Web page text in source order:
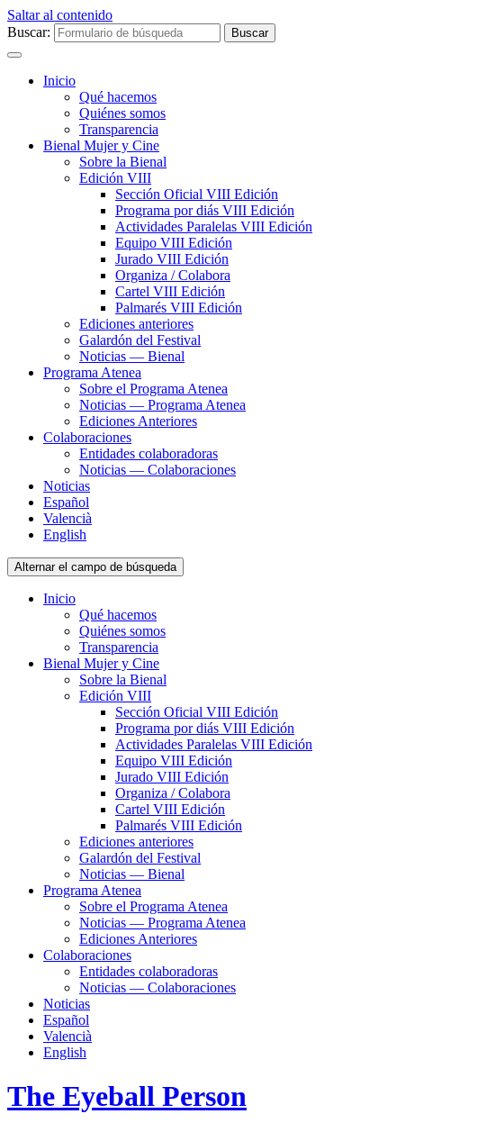
Saltar al contenido
Buscar:
Inicio
Qué hacemos
Quiénes somos
Transparencia
Bienal Mujer y Cine
Sobre la Bienal
Edición VIII
Sección Oficial VIII Edición
Programa por diás VIII Edición
Actividades Paralelas VIII Edición
Equipo VIII Edición
Jurado VIII Edición
Organiza / Colabora
Cartel VIII Edición
Palmarés VIII Edición
Ediciones anteriores
Galardón del Festival
Noticias — Bienal
Programa Atenea
Sobre el Programa Atenea
Noticias — Programa Atenea
Ediciones Anteriores
Colaboraciones
Entidades colaboradoras
Noticias — Colaboraciones
Noticias
Español
Valencià
English
Alternar el campo de búsqueda
Inicio
Qué hacemos
Quiénes somos
Transparencia
Bienal Mujer y Cine
Sobre la Bienal
Edición VIII
Sección Oficial VIII Edición
Programa por diás VIII Edición
Actividades Paralelas VIII Edición
Equipo VIII Edición
Jurado VIII Edición
Organiza / Colabora
Cartel VIII Edición
Palmarés VIII Edición
Ediciones anteriores
Galardón del Festival
Noticias — Bienal
Programa Atenea
Sobre el Programa Atenea
Noticias — Programa Atenea
Ediciones Anteriores
Colaboraciones
Entidades colaboradoras
Noticias — Colaboraciones
Noticias
Español
Valencià
English
The Eyeball Person